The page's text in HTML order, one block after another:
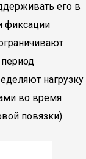
его в
фиксации
нагрузку
во время
повязки).